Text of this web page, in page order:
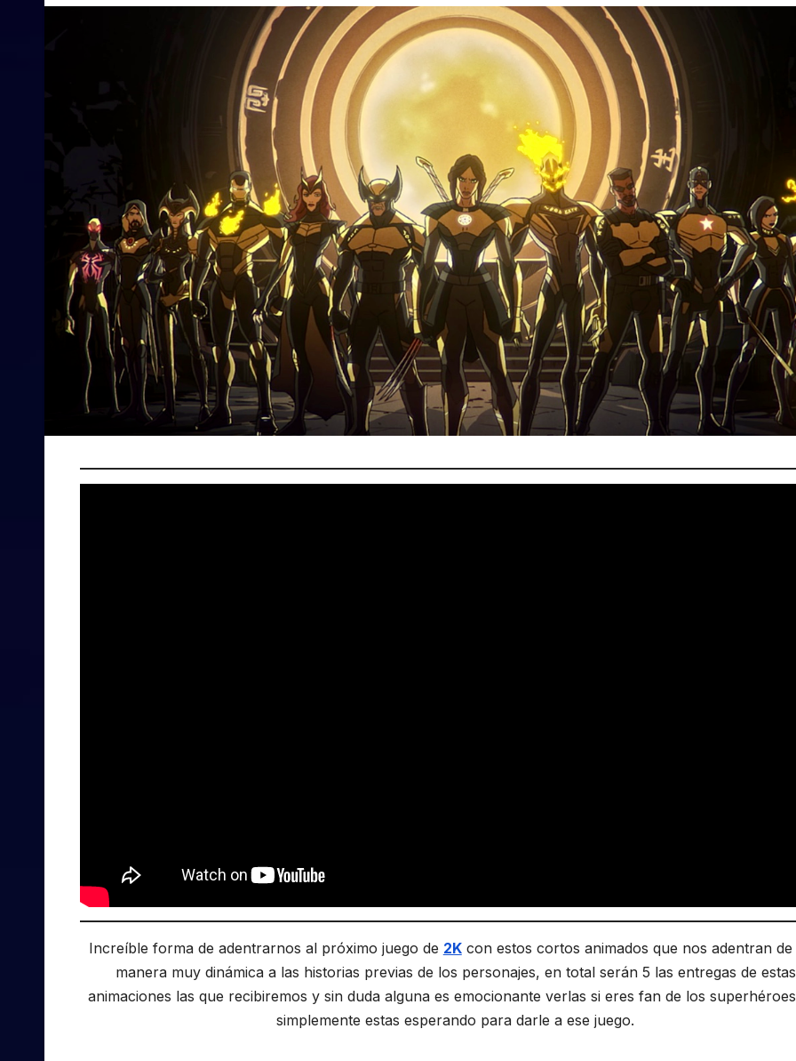
Increíble forma de adentrarnos al próximo juego de 2Kcon estos cortos animados que nos adentran de
manera muy dinámica a las historias previas de los personajes, en total serán 5 las entregas de estas
animaciones las que recibiremos y sin duda alguna es emocionante verlas si eres fan de los
simplemente estas esperando para darle a ese juego.